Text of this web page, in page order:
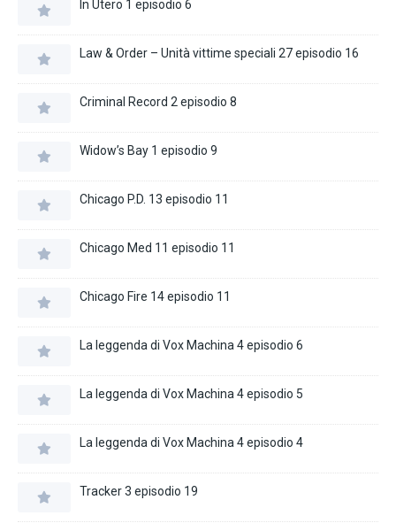
In Utero 1 episodio 6
Law & Order – Unità vittime speciali 27 episodio 16
Criminal Record 2 episodio 8
Widow’s Bay 1 episodio 9
Chicago P.D. 13 episodio 11
Chicago Med 11 episodio 11
Chicago Fire 14 episodio 11
La leggenda di Vox Machina 4 episodio 6
La leggenda di Vox Machina 4 episodio 5
La leggenda di Vox Machina 4 episodio 4
Tracker 3 episodio 19